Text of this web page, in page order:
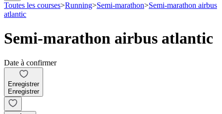
Toutes les courses>Running>Semi-marathon>Semi-marathon airbus
atlantic
Semi-marathon airbus atlantic
Date à confirmer
Enregistrer
Enregistrer